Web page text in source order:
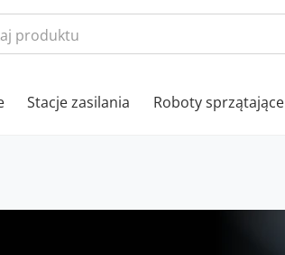
Stacje zasilania Roboty sprzątające